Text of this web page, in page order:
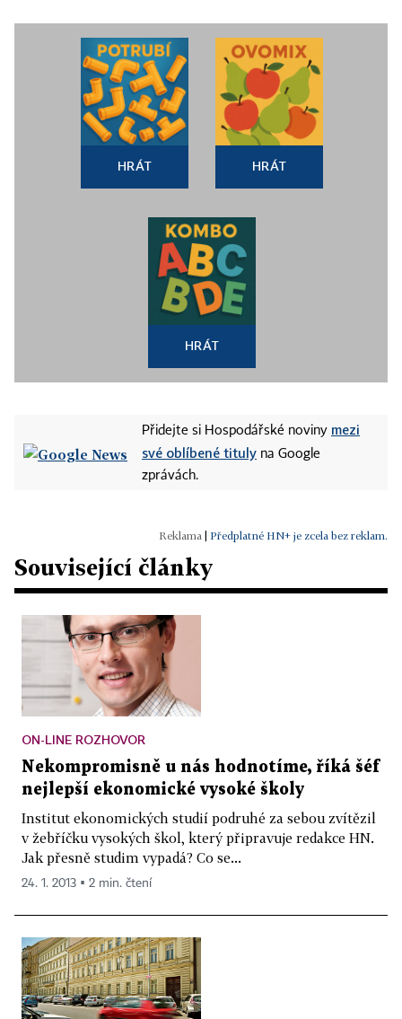
HRÁT HRÁT
HRÁT
Přidejte si Hospodářské noviny mezi
své oblíbené tituly na Google
zprávách.
Předplatné HN+ je zcela bez reklam.
Související články
ON-LINE ROZHOVOR
Nekompromisně u nás hodnotíme, říká šéf
nejlepší ekonomické vysoké školy
Institut ekonomických studií podruhé za sebou zvítězil
v žebříčku vysokých škol, který připravuje redakce HN.
Jak přesně studim vypadá? Co se...
24. 1. 2013 ▪ 2 min. čtení